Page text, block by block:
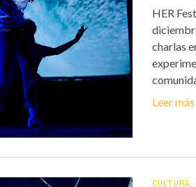
HER
charlas
Leer más
CULTURA,